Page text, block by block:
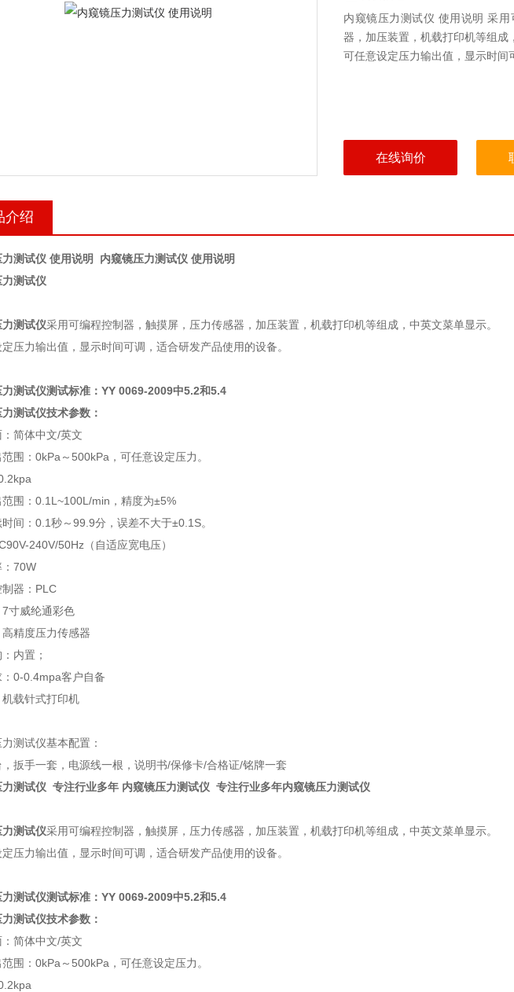
内窥镜压力测试仪 使用说明 采
器，加压装置，机载打印机等组成
可任意设定压力输出值，显示时间
在线询价
介绍
测试仪 使用说明
内窥镜压力测试仪 使用说明
测试仪
测试仪采用可编程控制器，触摸屏，压力传感器，加压装置，机载打印机等组成，中英文菜单显示。
压力输出值，显示时间可调，适合研发产品使用的设备。
力测试仪测试标准：YY 0069-2009中5.2和5.4
测试仪技术参数：
简体中文/英文
围： 0kPa ～ 500kPa ，可任意设定压力 。
围： 0.1L~100L/min ，精度为±5%
间： 0.1秒～99.9分，误差不大于±0.1S。
240V/50Hz （自适应宽电压）
70W
器： PLC
7寸威纶通彩色
精度压力传感器
内置 ；
0-0.4mpa客户自备
载针式打印机
测试仪基本配置：
扳手一套，电源线一根，说明书/保修卡/合格证/铭牌一套
力测试仪 专注行业多年 内窥镜压力测试仪 专注行业多年内窥镜压力测试仪
测试仪采用可编程控制器，触摸屏，压力传感器，加压装置，机载打印机等组成，中英文菜单显示。
压力输出值，显示时间可调，适合研发产品使用的设备。
力测试仪测试标准：YY 0069-2009中5.2和5.4
测试仪技术参数：
简体中文/英文
围： 0kPa ～ 500kPa ，可任意设定压力 。